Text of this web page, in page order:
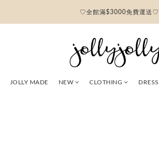
♡全館滿$3000免費運送♡
JOLLY MADE NEW CLOTHING DRESS